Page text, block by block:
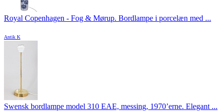
Royal Copenhagen - Fog & Mørup. Bordlampe i porcelæn med ...
Antik K
Swensk bordlampe model 310 EAE, messing, 1970’erne. Elegant ...